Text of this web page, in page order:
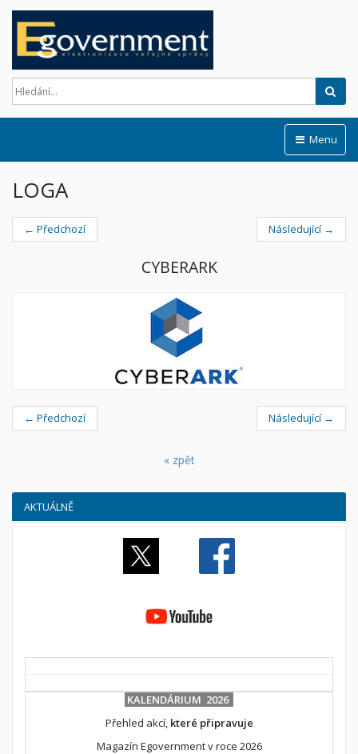
Menu
LOGA
← Předchozí Následující →
CYBERARK
← Předchozí Následující →
« zpět
AKTUÁLNĚ
KALENDÁRIUM 2026
Přehled akcí, které připravuje
Magazín Egovernment v roce 2026